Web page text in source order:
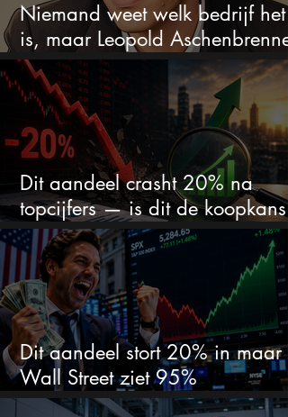
Niemand weet welk bedrijf het
is, maar Leopold Aschenbrenner
zet er nu $500 miljoen op
Dit aandeel crasht 20% na
topcijfers — is dit de koopkans
waar beleggers op wachtten?
Dit aandeel stort 20% in maar
Wall Street ziet 95%
koerspotentieel